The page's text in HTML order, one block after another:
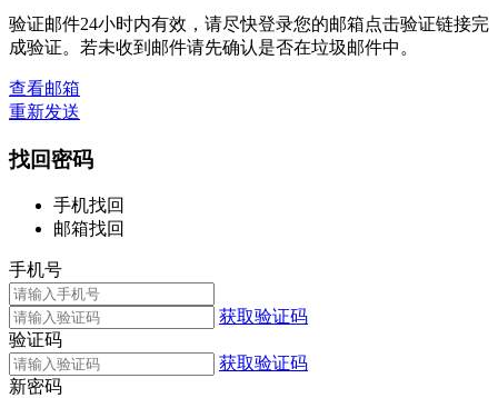
验证邮件24小时内有效，请尽快登录您的邮箱点击验证链接完
成验证。若未收到邮件请先确认是否在垃圾邮件中。
查看邮箱
重新发送
找回密码
手机找回
邮箱找回
手机号
获取验证码
验证码
获取验证码
新密码